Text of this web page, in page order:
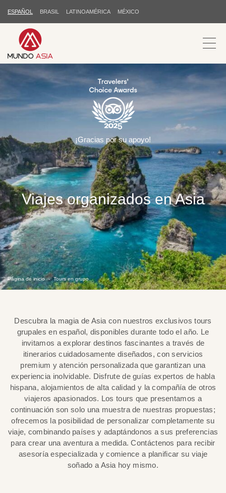
ESPAÑOL BRASIL LATINOAMÉRICA MÉXICO
Viajes organizados en Asia
Página de inicio Tours en grupo
¡Gracias por su apoyo!
Descubra la magia de Asia con nuestros exclusivos tours
grupales en español, disponibles durante todo el año. Le
invitamos a explorar destinos fascinantes a través de
itinerarios cuidadosamente diseñados, con servicios
premium y atención personalizada que garantizan una
experiencia inolvidable. Disfrute de guías expertos de habla
hispana, alojamientos de alta calidad y la compañía de otros
viajeros apasionados. Los tours que presentamos a
continuación son solo una muestra de nuestras propuestas;
ofrecemos la posibilidad de personalizar completamente su
viaje, combinando países y adaptándonos a sus preferencias
para crear una aventura a medida. Contáctenos para recibir
asesoría especializada y comience a planificar su viaje
soñado a Asia hoy mismo.